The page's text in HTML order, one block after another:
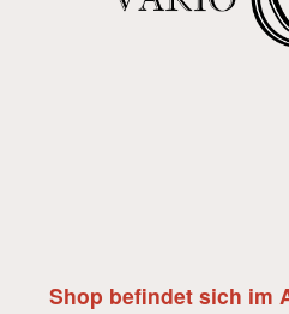
Shop befindet sich im